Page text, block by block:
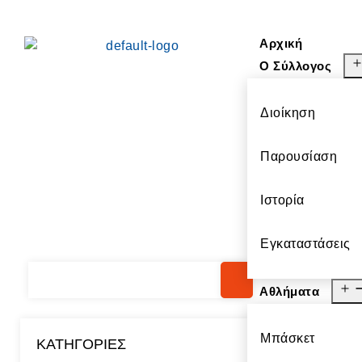
Αρχική
Ο Σύλλογος
Διοίκηση
Παρουσίαση
Ιστορία
Εγκαταστάσεις
Αθλήματα
Μπάσκετ
KΑΤΗΓΟΡΊΕΣ